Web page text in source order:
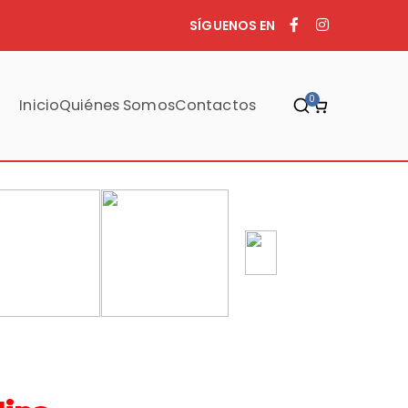
SÍGUENOS EN
InicioQuiénes SomosContactos 0